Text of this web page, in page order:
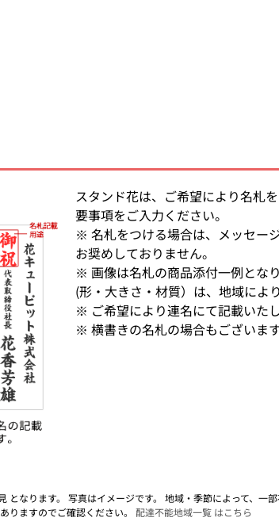
スタンド花は、ご希望により名札
要事項をご入力ください。
※ 名札をつける場合は、メッセー
お奨めしておりません。
※ 画像は名札の商品添付一例とな
(形・大きさ・材質）は、地域によ
※ ご希望により連名にて記載いたし
※ 横書きの名札の場合もございます
なります。 写真はイメージです。 地域・季節によって、一
りますのでご確認ください。 配達不能地域一覧 はこちら